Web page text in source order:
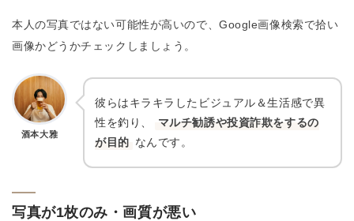
本人の写真ではない可能性が高いので、Google画像検索で拾い
画像かどうかチェックしましょう。
酒本大雅
彼らはキラキラしたビジュアル＆生活感で異
性を釣り、
マルチ勧誘や投資詐欺をするの
が目的 なんです。
写真が1枚のみ・画質が悪い